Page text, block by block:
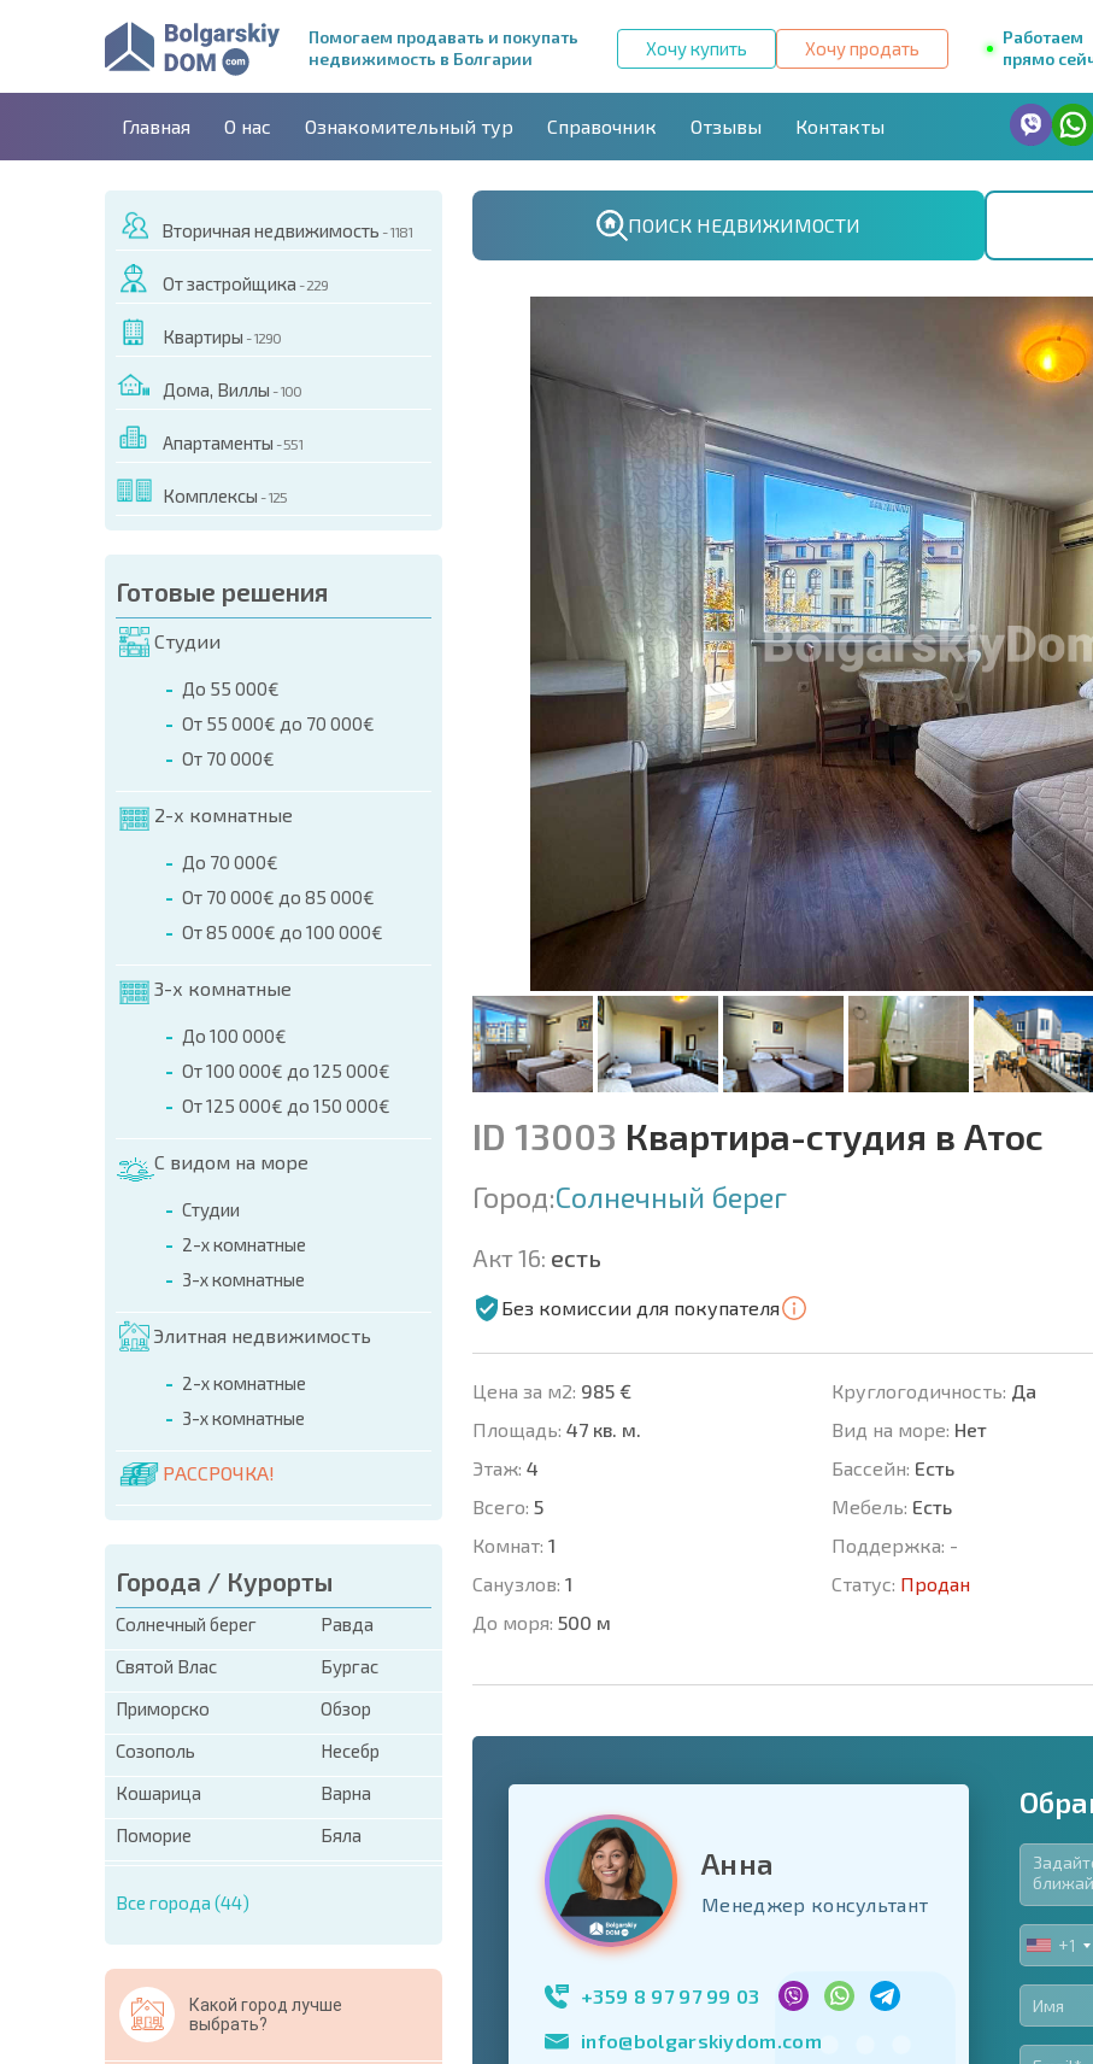
Помогаем продавать и покупать
недвижимость в Болгарии
Хочу купить Хочу продать
Работаем
прямо
Главная О нас Ознакомительный тур Справочник Отзывы Контакты
Вторичная недвижимость - 1181
От застройщика - 229
Квартиры - 1290
Дома, Виллы - 100
Апартаменты - 551
Комплексы - 125
Готовые решения
Студии
До 55 000€
От 55 000€ до 70 000€
От 70 000€
2-х комнатные
До 70 000€
От 70 000€ до 85 000€
От 85 000€ до 100 000€
3-х комнатные
До 100 000€
От 100 000€ до 125 000€
От 125 000€ до 150 000€
С видом на море
Студии
2-х комнатные
3-х комнатные
Элитная недвижимость
2-х комнатные
3-х комнатные
РАССРОЧКА!
Города / Курорты
Солнечный берег
Равда
Святой Влас
Бургас
Приморско
Обзор
Созополь
Несебр
Кошарица
Варна
Поморие
Бяла
Все города (44)
Какой город лучше
выбрать?
ПОИСК НЕДВИЖИМОСТИ
ЭТОГО ОБЪЕКТА
телефонам:
+359 8 9797 99 03
ID 13003 Квартира-студия в Атос
Город:Солнечный берег
Акт 16: есть
Без комиссии для покупателя
Цена за м2: 985 €
Площадь: 47 кв. м.
Этаж: 4
Всего: 5
Комнат: 1
Санузлов: 1
До моря: 500 м
Круглогодичность: Да
Вид на море: Нет
Басcейн: Есть
Мебель: Есть
Поддержка: -
Статус: Продан
United
+1
* Поля обязательные для заполнения
Свернуть форму
Подписаться на
использование
Анна
Менеджер консультант
+359 8 97 97 99 03
info@bolgarskiydom.com
UNITED
+1
+1